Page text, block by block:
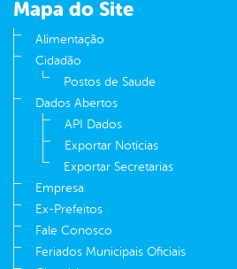
Mapa do Site
Alimentação
Cidadão
Postos de Saude
Dados Abertos
API Dados
Exportar Notícias
Exportar Secretarias
Empresa
Ex-Prefeitos
Fale Conosco
Feriados Municipais Oficiais